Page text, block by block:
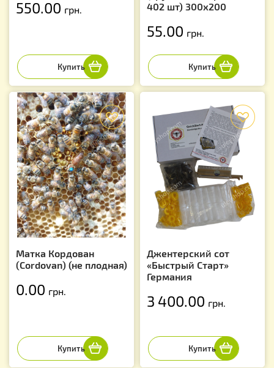
550.00 грн.
402 шт) 300х200
55.00 грн.
Матка Кордован
(Cordovan) (не плодная)
0.00 грн.
Джентерский сот
«Быстрый Старт»
Германия
3 400.00 грн.